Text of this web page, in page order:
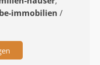
immobilien /